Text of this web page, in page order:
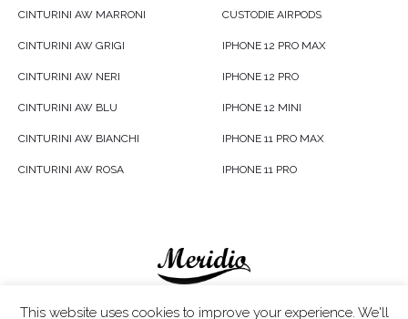
CINTURINI AW MARRONI
CINTURINI AW GRIGI
CINTURINI AW NERI
CINTURINI AW BLU
CINTURINI AW BIANCHI
CINTURINI AW ROSA
CUSTODIE AIRPODS
IPHONE 12 PRO MAX
IPHONE 12 PRO
IPHONE 12 MINI
IPHONE 11 PRO MAX
IPHONE 11 PRO
Meridio LTD © 2020
This website uses cookies to improve your experience. We'll